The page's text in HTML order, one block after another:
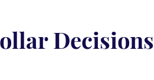
Decisions